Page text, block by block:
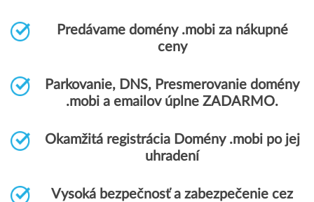
Predávame domény .mobi za nákupné
ceny
Parkovanie, DNS, Presmerovanie domény
.mobi a emailov úplne ZADARMO.
Okamžitá registrácia Domény .mobi po jej
uhradení
Vysoká bezpečnosť a zabezpečenie cez